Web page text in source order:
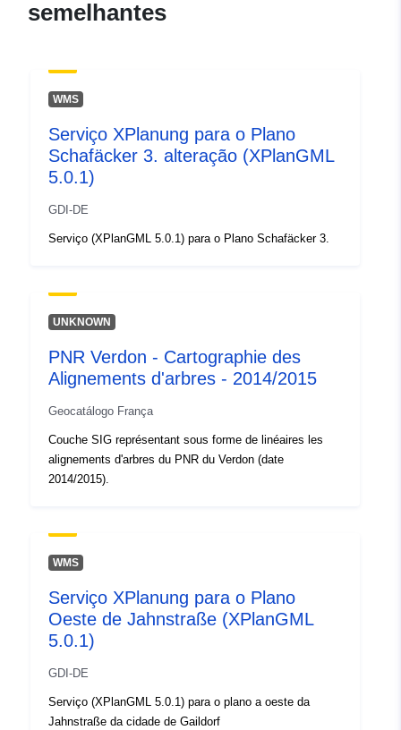
49.019358 ], [ 9.9145147,
49.0201631 ] ]
a994-43d8-ae34-fdfb86e69d3d
semelhantes
WMS
Serviço XPlanung para o Plano
Schafäcker 3. alteração (XPlanGML
5.0.1)
GDI-DE
Serviço (XPlanGML 5.0.1) para o Plano Schafäcker 3.
UNKNOWN
PNR Verdon - Cartographie des
Alignements d'arbres - 2014/2015
Geocatálogo França
Couche SIG représentant sous forme de linéaires les
alignements d'arbres du PNR du Verdon (date
2014/2015).
WMS
Serviço XPlanung para o Plano
Oeste de Jahnstraße (XPlanGML
5.0.1)
GDI-DE
Serviço (XPlanGML 5.0.1) para o plano a oeste da
Jahnstraße da cidade de Gaildorf